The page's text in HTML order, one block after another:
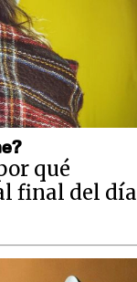
qué
final del día